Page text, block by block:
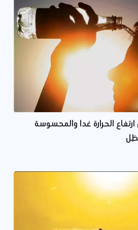
الحرارة غدا والمحسوسة